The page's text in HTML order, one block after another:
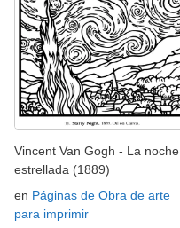
Vincent Van Gogh - La noche
estrellada (1889)
en Páginas de Obra de arte
para imprimir